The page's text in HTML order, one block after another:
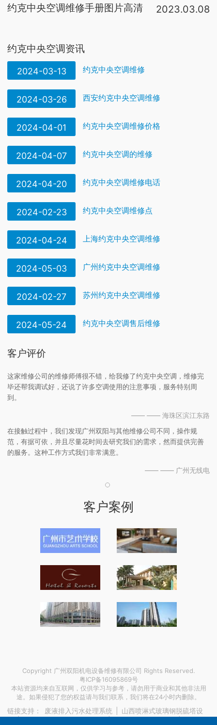
约克中央空调维修手册图片高清 2023.03.08
约克中央空调资讯
2024-03-13 约克中央空调维修
2024-03-26 西安约克中央空调维修
2024-04-01 约克中央空调维修价格
2024-04-07 约克中央空调的维修
2024-04-20 约克中央空调维修电话
2024-02-23 约克中央空调维修点
2024-04-24 上海约克中央空调维修
2024-05-03 广州约克中央空调维修
2024-02-27 苏州约克中央空调维修
2024-05-24 约克中央空调售后维修
客户评价
这家维修公司的维修师傅很不错，给我修了约克中央空调，维修完
毕还帮我调试好，还说了许多空调使用的注意事项，服务特别周
到。
—— —— 海珠区滨江东路
在接触过程中，我们发现广州双阳与其他维修公司不同，操作规
范，有据可依，并且尽量花时间去研究我们的需求，然而提供完善
的服务。这种工作方式我们非常满意。
—— —— 广州无线电
客户案例
Copyright 广州双阳机电设备维修有限公司 Rights Reserved.
粤ICP备16095869号
本站资源均来自互联网，仅供学习与参考，请勿用于商业和其他非法用
途。如果侵犯了您的权益请与我们联系，我们将在24小时内删除。
链接支持： 废液排入污水处理系统
山西喷淋式玻璃钢脱硫塔设